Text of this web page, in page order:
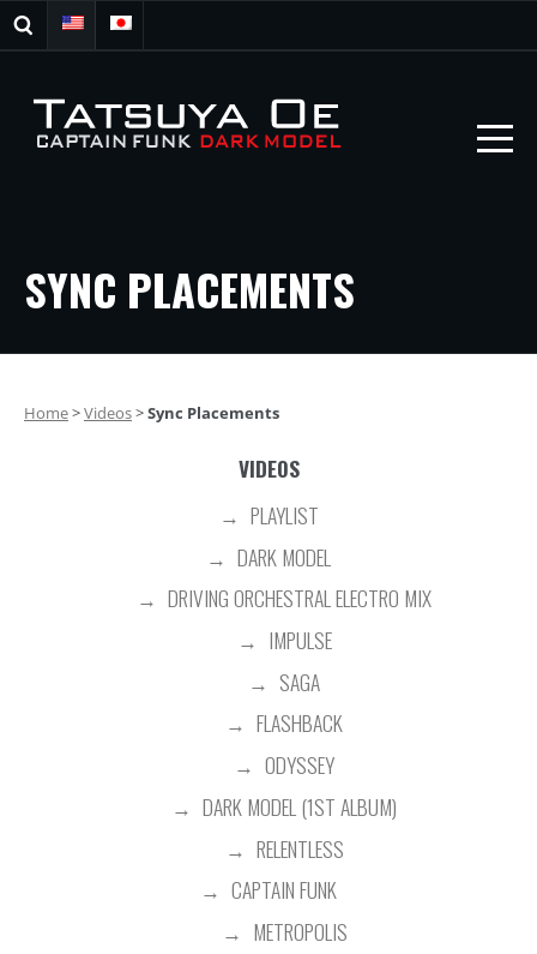
SYNC PLACEMENTS
Home>Videos>Sync Placements
VIDEOS
PLAYLIST
DARK MODEL
DRIVING ORCHESTRAL ELECTRO MIX
IMPULSE
SAGA
FLASHBACK
ODYSSEY
DARK MODEL (1ST ALBUM)
RELENTLESS
CAPTAIN FUNK
METROPOLIS